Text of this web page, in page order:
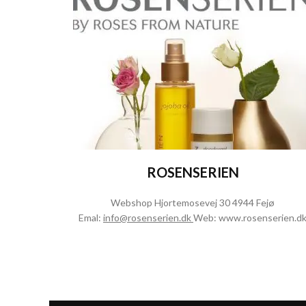
ROSENSERIEN
Webshop Hjortemosevej 30 4944 Fejø
Emal: info@rosenserien.dkWeb: www.rosenserien.dk